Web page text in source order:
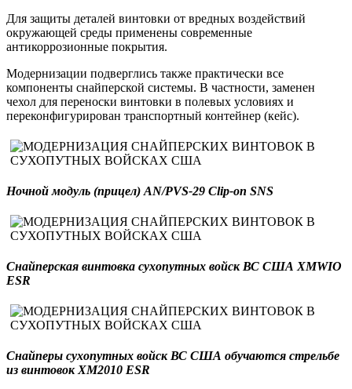
Для защиты деталей винтовки от вредных воздействий
окружающей среды применены современные
антикоррозионные покрытия.
Модернизации подверглись также практически все
компоненты снайперской системы. В частности, заменен
чехол для переноски винтовки в полевых условиях и
переконфигурирован транспортный контейнер (кейс).
Ночной модуль (прицел) AN/PVS-29 Clip-on SNS
Снайперская винтовка сухопутных войск ВС США XMWIO
ESR
Снайперы сухопутных войск ВС США обучаются стрельбе
из винтовок ХМ2010 ESR